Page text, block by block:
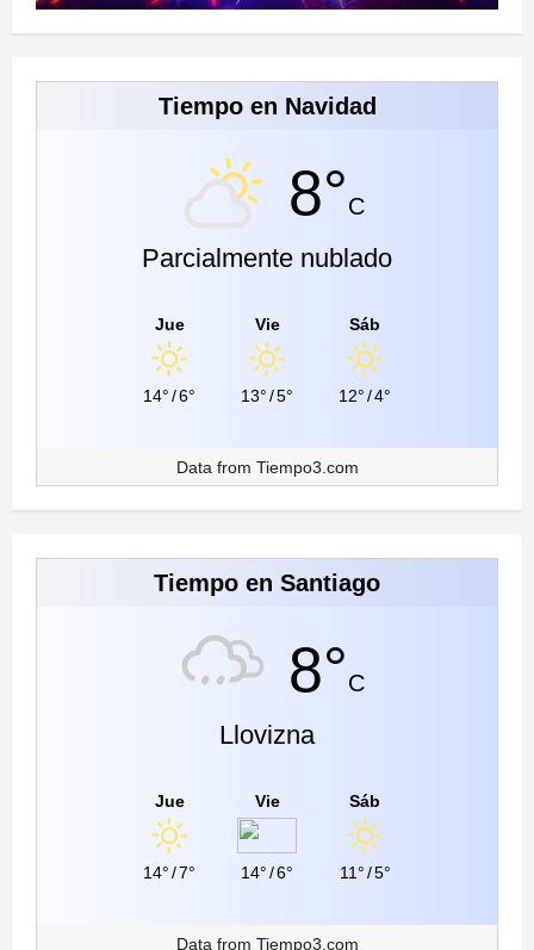
Tiempo en Navidad
8°C
Parcialmente nublado
Jue
14°/6°
Vie
13°/5°
Sáb
12°/4°
Data from Tiempo3.com
Tiempo en Santiago
8°C
Llovizna
Jue
14°/7°
Vie
14°/6°
Sáb
11°/5°
Data from Tiempo3.com